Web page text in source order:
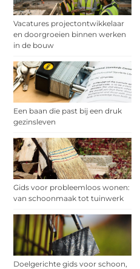
Vacatures projectontwikkelaar
en doorgroeien binnen werken
in de bouw
Een baan die past bij een druk
gezinsleven
Gids voor probleemloos wonen:
van schoonmaak tot tuinwerk
Doelgerichte gids voor schoon,